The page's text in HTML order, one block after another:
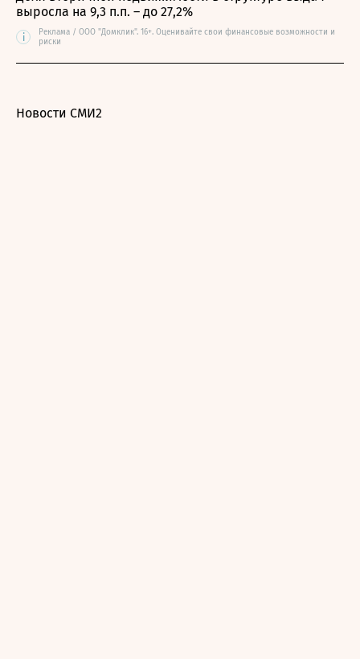
выросла на 9,3 п.п. – до 27,2%
i
Реклама / ООО "Домклик". 16+. Оценивайте свои финансовые возможности и
риски
Новости СМИ2